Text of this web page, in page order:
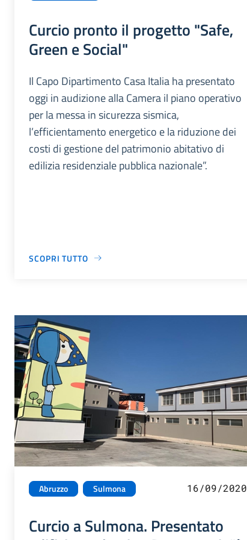
Curcio pronto il progetto "Safe,
Green e Social"
Il Capo Dipartimento Casa Italia ha presentato
oggi in audizione alla Camera il piano operativo
per la messa in sicurezza sismica,
l’efficientamento energetico e la riduzione dei
costi di gestione del patrimonio abitativo di
edilizia residenziale pubblica nazionale”.
SCOPRI TUTTO
Abruzzo Sulmona 16/09/2020
Curcio a Sulmona. Presentato